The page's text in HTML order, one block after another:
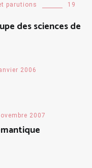
parutions
19
des sciences de
2006
2007